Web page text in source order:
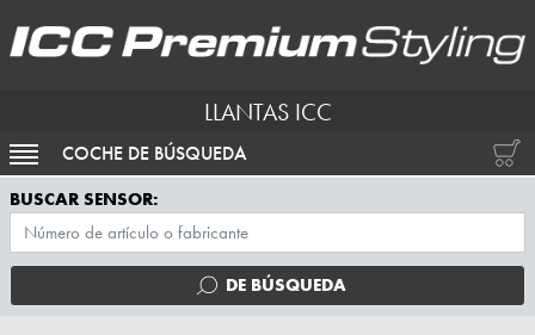
LLANTAS ICC
ACTIVAR NAVEGACIÓN
COCHE DE BÚSQUEDA
BUSCAR SENSOR:
DE BÚSQUEDA